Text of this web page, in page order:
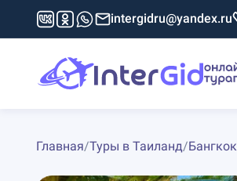
intergidru@yandex.ru
Главная/Туры в Таиланд/Бангкок